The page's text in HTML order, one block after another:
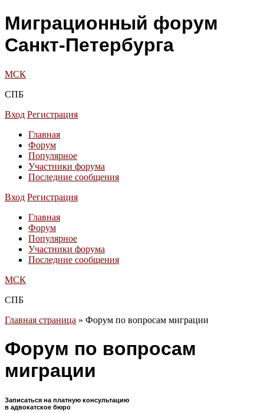
Миграционный форум
Санкт-Петербурга
МСК
СПБ
Вход Регистрация
Главная
Форум
Популярное
Участники форума
Последние сообщения
Вход Регистрация
Главная
Форум
Популярное
Участники форума
Последние сообщения
МСК
СПБ
Главная страница » Форум по вопросам миграции
Форум по вопросам
миграции
Записаться на платную консультацию
в адвокатское бюро